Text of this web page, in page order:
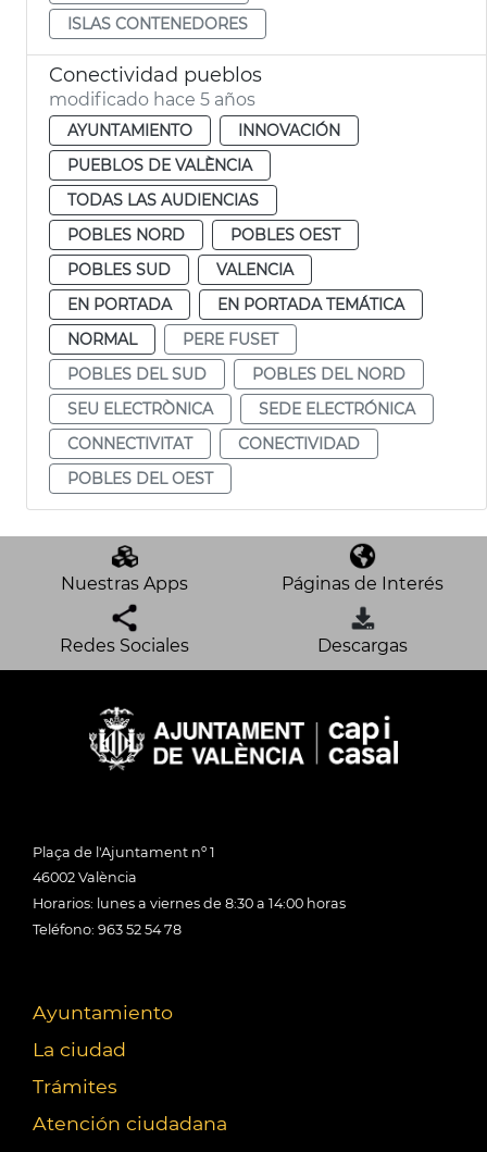
ISLAS CONTENEDORES
Conectividad pueblos
modificado hace 5 años
AYUNTAMIENTO
INNOVACIÓN
PUEBLOS DE VALÈNCIA
TODAS LAS AUDIENCIAS
POBLES NORD
POBLES OEST
POBLES SUD
VALENCIA
EN PORTADA
EN PORTADA TEMÁTICA
NORMAL
PERE FUSET
POBLES DEL SUD
POBLES DEL NORD
SEU ELECTRÒNICA
SEDE ELECTRÓNICA
CONNECTIVITAT
CONECTIVIDAD
POBLES DEL OEST
Nuestras Apps Páginas de Interés
Redes Sociales Descargas
Plaça de l'Ajuntament nº 1
46002 València
Horarios: lunes a viernes de 8:30 a 14:00 horas
Teléfono: 963 52 54 78
Ayuntamiento
La ciudad
Trámites
Atención ciudadana